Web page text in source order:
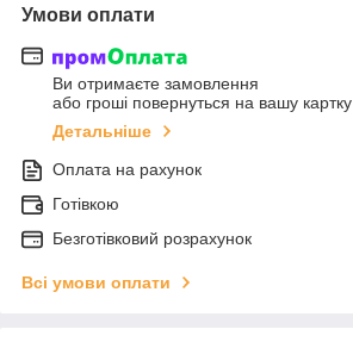
Умови оплати
Ви отримаєте замовлення
або гроші повернуться на вашу картку
Детальніше
Оплата на рахунок
Готівкою
Безготівковий розрахунок
Всі умови оплати